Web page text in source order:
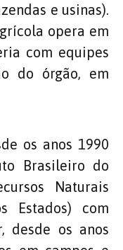
e usinas).
opera em
com equipes
do órgão, em
os anos 1990
Brasileiro do
Naturais
Estados) com
desde os anos